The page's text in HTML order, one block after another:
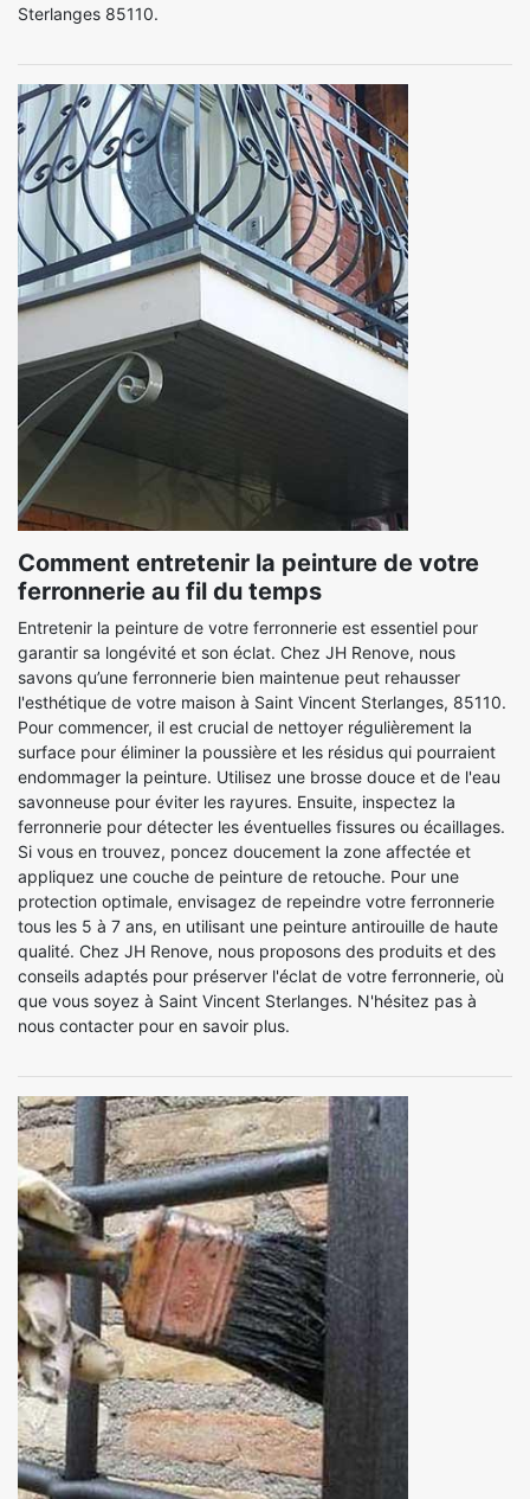
Sterlanges 85110.
Comment entretenir la peinture de votre
ferronnerie au fil du temps
Entretenir la peinture de votre ferronnerie est essentiel pour
garantir sa longévité et son éclat. Chez JH Renove, nous
savons qu’une ferronnerie bien maintenue peut rehausser
l'esthétique de votre maison à Saint Vincent Sterlanges, 85110.
Pour commencer, il est crucial de nettoyer régulièrement la
surface pour éliminer la poussière et les résidus qui pourraient
endommager la peinture. Utilisez une brosse douce et de l'eau
savonneuse pour éviter les rayures. Ensuite, inspectez la
ferronnerie pour détecter les éventuelles fissures ou écaillages.
Si vous en trouvez, poncez doucement la zone affectée et
appliquez une couche de peinture de retouche. Pour une
protection optimale, envisagez de repeindre votre ferronnerie
tous les 5 à 7 ans, en utilisant une peinture antirouille de haute
qualité. Chez JH Renove, nous proposons des produits et des
conseils adaptés pour préserver l'éclat de votre ferronnerie, où
que vous soyez à Saint Vincent Sterlanges. N'hésitez pas à
nous contacter pour en savoir plus.